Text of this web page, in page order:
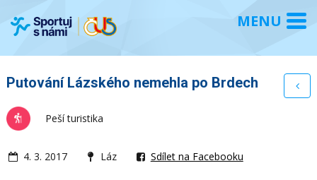
Putování Lázského nemehla po Brdech
Peší turistika
4. 3. 2017 Láz Sdílet na Facebooku